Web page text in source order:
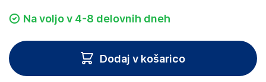
Na voljo v 4-8 delovnih dneh
Dodaj v košarico